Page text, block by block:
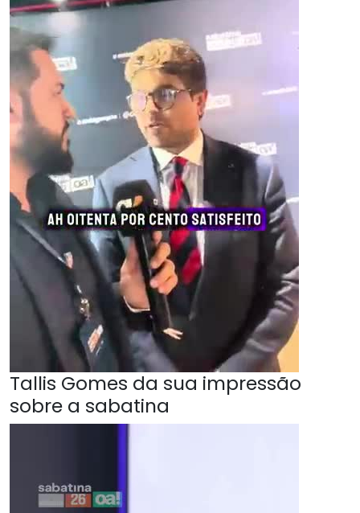
Tallis Gomes da sua impressão
sobre a sabatina